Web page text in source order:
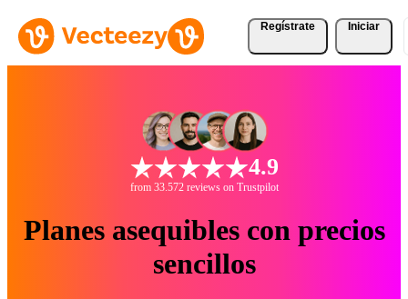
Regístrate Iniciar
4.9
from 33.572 reviews on Trustpilot
Planes asequibles con precios
sencillos